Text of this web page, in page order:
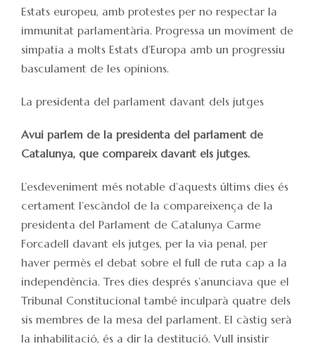
Estats europeu, amb protestes per no respectar la
immunitat parlamentària. Progressa un moviment de
simpatia a molts Estats d’Europa amb un progressiu
basculament de les opinions.
La presidenta del parlament davant dels jutges
Avui parlem de la presidenta del parlament de
Catalunya, que compareix davant els jutges.
L’esdeveniment més notable d’aquests últims dies és
certament l’escàndol de la compareixença de la
presidenta del Parlament de Catalunya Carme
Forcadell davant els jutges, per la via penal, per
haver permès el debat sobre el full de ruta cap a la
independència. Tres dies després s’anunciava que el
Tribunal Constitucional també inculparà quatre dels
sis membres de la mesa del parlament. El càstig serà
la inhabilitació, és a dir la destitució. Vull insistir